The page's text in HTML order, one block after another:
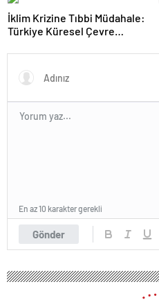
İklim Krizine Tıbbi Müdahale:
Türkiye Küresel Çevre
Değiştirdi?
Gönder
En az 10 karakter gerekli